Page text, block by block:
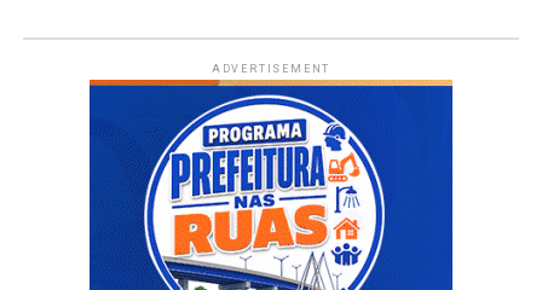
ADVERTISEMENT